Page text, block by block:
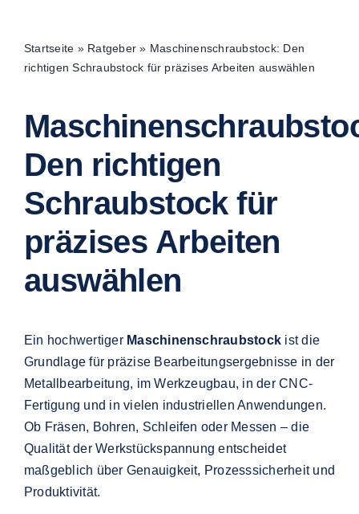
Startseite » Ratgeber » Maschinenschraubstock: Den
richtigen Schraubstock für präzises Arbeiten auswählen
Den richtigen
Schraubstock für
präzises Arbeiten
auswählen
Ein hochwertiger Maschinenschraubstock ist die
Grundlage für präzise Bearbeitungsergebnisse in der
Metallbearbeitung, im Werkzeugbau, in der CNC-
Fertigung und in vielen industriellen Anwendungen.
Ob Fräsen, Bohren, Schleifen oder Messen – die
Qualität der Werkstückspannung entscheidet
maßgeblich über Genauigkeit, Prozesssicherheit und
Produktivität.